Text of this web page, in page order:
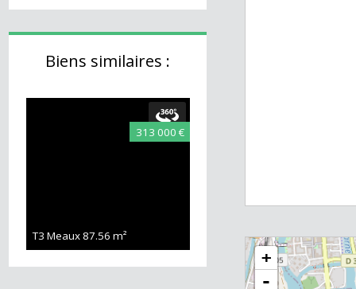
Ma fiche
Biens similaires :